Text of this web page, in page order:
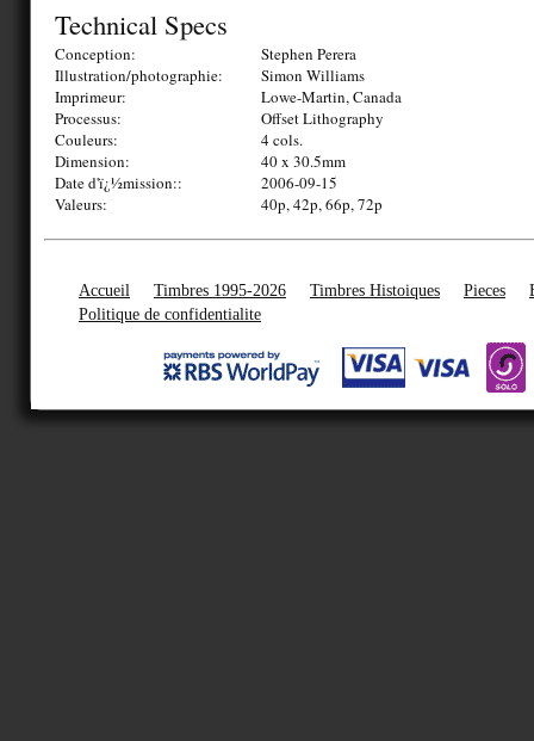
Technical Specs
Conception:
Stephen Perera
Illustration/photographie:
Simon Williams
Imprimeur:
Lowe-Martin, Canada
Processus:
Offset Lithography
Couleurs:
4 cols.
Dimension:
40 x 30.5mm
Date d'ï¿½mission::
2006-09-15
Valeurs:
40p, 42p, 66p, 72p
Accueil Timbres 1995-2026 Timbres Histoiques Pieces
Politique de confidentialite